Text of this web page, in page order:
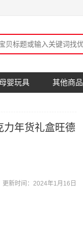
婴玩具 其他商品
力年货礼盒旺德
更新时间：2024年1月16日